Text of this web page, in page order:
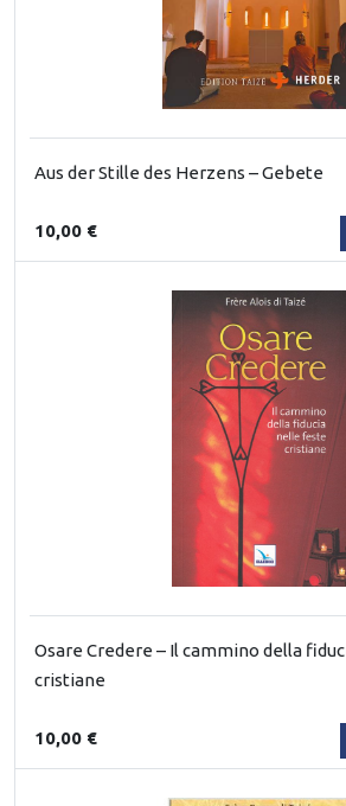
Aus der Stille des Herzens – Gebete
10,00 €
Osare Credere – Il cammino della
cristiane
10,00 €